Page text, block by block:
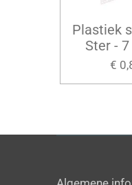
Plastiek
Ster -
€